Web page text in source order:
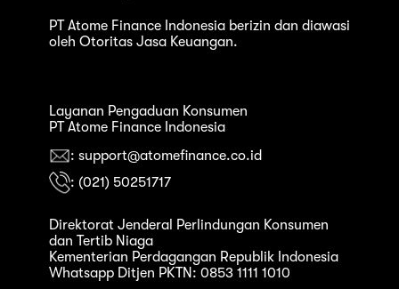
PT Atome Finance Indonesia berizin dan diawasi
oleh Otoritas Jasa Keuangan.
Layanan Pengaduan Konsumen
PT Atome Finance Indonesia
: support@atomefinance.co.id
: (021) 50251717
Direktorat Jenderal Perlindungan Konsumen
dan Tertib Niaga
Kementerian Perdagangan Republik Indonesia
Whatsapp Ditjen PKTN: 0853 1111 1010